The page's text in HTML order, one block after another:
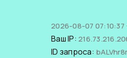
2026-08-07 07:10:37
Ваш IP:
ID запроса: